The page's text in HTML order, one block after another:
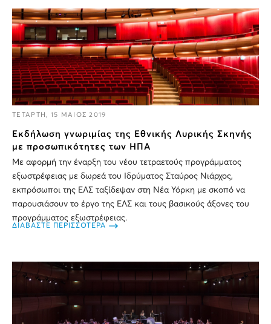
ΤΕΤΑΡΤΗ, 15 ΜΑΙΟΣ 2019
Εκδήλωση γνωριμίας της Εθνικής Λυρικής Σκηνής
με προσωπικότητες των ΗΠΑ
Με αφορμή την έναρξη του νέου τετραετούς προγράμματος
εξωστρέφειας με δωρεά του Ιδρύματος Σταύρος Νιάρχος,
εκπρόσωποι της ΕΛΣ ταξίδεψαν στη Νέα Υόρκη με σκοπό να
παρουσιάσουν το έργο της ΕΛΣ και τους βασικούς άξονες του
προγράμματος εξωστρέφειας.
ΔΙΑΒΑΣΤΕ ΠΕΡΙΣΣΟΤΕΡΑ